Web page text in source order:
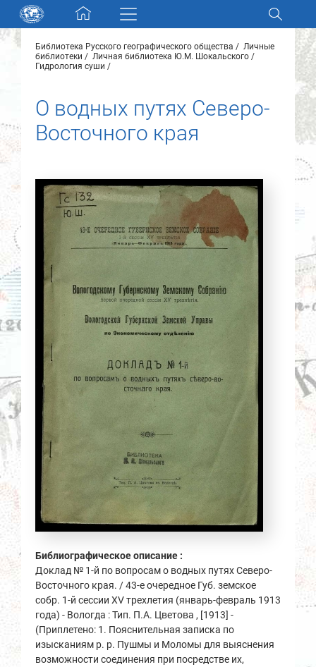
Skip navigation
Разделы и коллекции
Новости
О нас
Контакты
Партнеры
Библиотека Русского географического общества
Личные
библиотеки
Личная библиотека Ю.М. Шокальского
Гидрология суши
О водных путях Северо-
Восточного края
Библиографическое описание :
Доклад № 1-й по вопросам о водных путях Северо-
Восточного края. / 43-е очередное Губ. земское
собр. 1-й сессии XV трехлетия (январь-февраль 1913
года) - Вологда : Тип. П.А. Цветова , [1913] -
(Приплетено: 1. Пояснительная записка по
изысканиям р. р. Пушмы и Моломы для выяснения
возможности соединения при посредстве их,